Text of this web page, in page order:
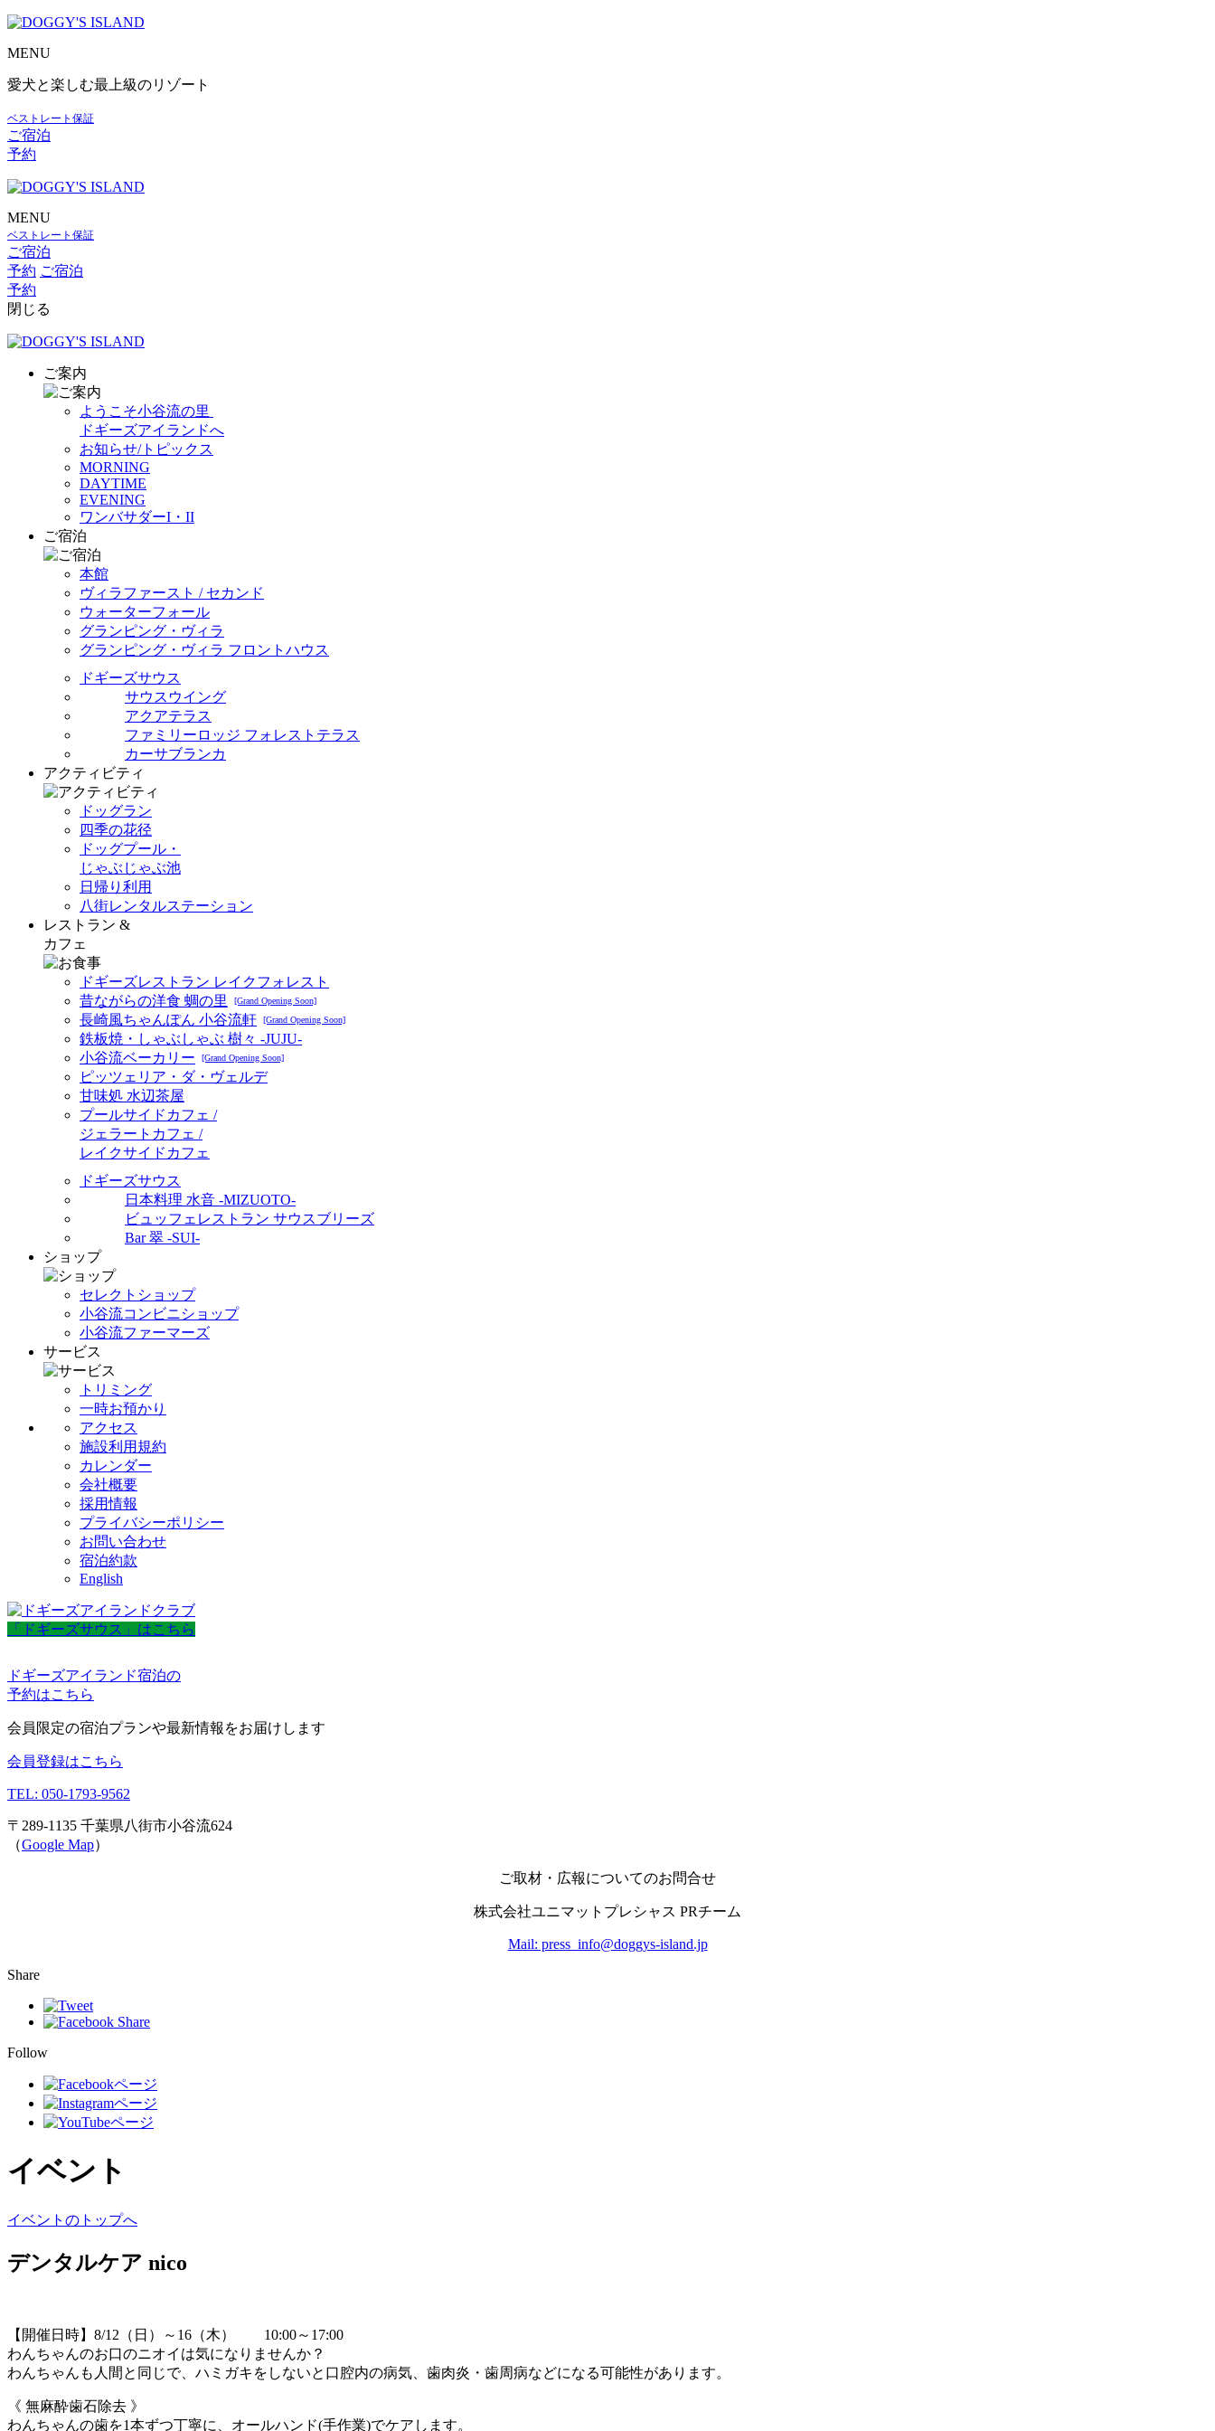
MENU
愛犬と楽しむ最上級のリゾート
ベストレート保証
ご宿泊
予約
MENU
ベストレート保証
ご宿泊
予約 ご宿泊
予約
閉じる
ご案内
ようこそ小谷流の里
ドギーズアイランドへ
お知らせ/トピックス
MORNING
DAYTIME
EVENING
ワンバサダーI・II
ご宿泊
本館
ヴィラファースト / セカンド
ウォーターフォール
グランピング・ヴィラ
グランピング・ヴィラ フロントハウス
ドギーズサウス
サウスウイング
アクアテラス
ファミリーロッジ フォレストテラス
カーサブランカ
アクティビティ
ドッグラン
四季の花径
ドッグプール・
じゃぶじゃぶ池
日帰り利用
八街レンタルステーション
レストラン &
カフェ
ドギーズレストラン レイクフォレスト
昔ながらの洋食 蜩の里
[Grand Opening Soon]
長崎風ちゃんぽん 小谷流軒 [Grand Opening Soon]
鉄板焼・しゃぶしゃぶ 樹々 -JUJU-
小谷流ベーカリー
[Grand Opening Soon]
ピッツェリア・ダ・ヴェルデ
甘味処 水辺茶屋
プールサイドカフェ /
ジェラートカフェ /
レイクサイドカフェ
ドギーズサウス
日本料理 水音 -MIZUOTO-
ビュッフェレストラン サウスブリーズ
Bar 翠 -SUI-
ショップ
セレクトショップ
小谷流コンビニショップ
小谷流ファーマーズ
サービス
トリミング
一時お預かり
アクセス
施設利用規約
カレンダー
会社概要
採用情報
プライバシーポリシー
お問い合わせ
宿泊約款
English
「ドギーズサウス」はこちら
ドギーズアイランド宿泊の
予約はこちら
会員限定の宿泊プランや最新情報をお届けします
会員登録はこちら
TEL: 050-1793-9562
〒289-1135 千葉県八街市小谷流624
（Google Map）
ご取材・広報についてのお問合せ
株式会社ユニマットプレシャス PRチーム
Mail: press_info@doggys-island.jp
Share
Follow
イベント
イベントのトップへ
デンタルケア nico
【開催日時】8/12（日）～16（木） 10:00～17:00
わんちゃんのお口のニオイは気になりませんか？
わんちゃんも人間と同じで、ハミガキをしないと口腔内の病気、歯肉炎・歯周病などになる可能性があります。
《 無麻酔歯石除去 》
わんちゃんの歯を1本ずつ丁寧に、オールハンド(手作業)でケアします。